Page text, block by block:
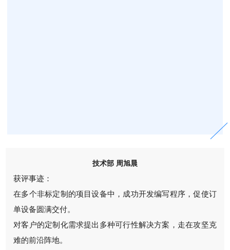
技术部 周旭晨
获评事迹：
在多个非标定制的项目设备中，成功开发编写程序，促使订
单设备圆满交付。
对客户的定制化需求提出多种可行性解决方案，走在攻坚克
难的前沿阵地。